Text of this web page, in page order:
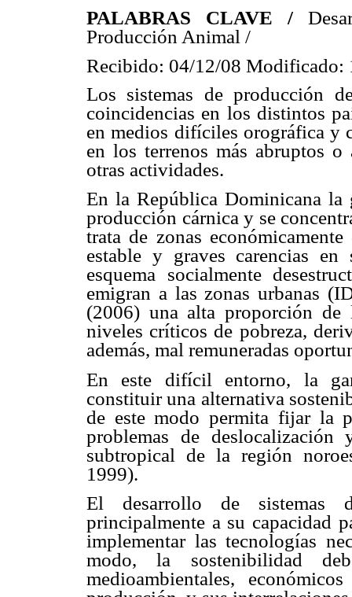
PALABRAS CLAVE /
Producción Animal /
Recibido: 04/12/08 Modificado:
Los sistemas de producción
coincidencias en los distintos
en medios difíciles orográfica y
en los terrenos más abruptos
otras actividades.
En la República Dominicana la
producción cárnica y se
trata de zonas
estable y graves carencias
esquema socialmente
emigran a las zonas urbanas
(2006) una alta proporción
niveles críticos de pobreza,
además, mal remuneradas
En este difícil entorno, la
constituir una alternativa
de este modo permita fijar la
problemas de
subtropical de la región
1999).
El desarrollo de sistemas
principalmente a su capacidad
implementar las tecnologías
modo, la sostenibilidad
medioambientales,